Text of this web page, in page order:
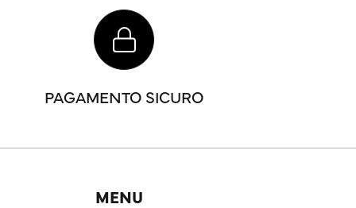
PAGAMENTO SICURO
MENU